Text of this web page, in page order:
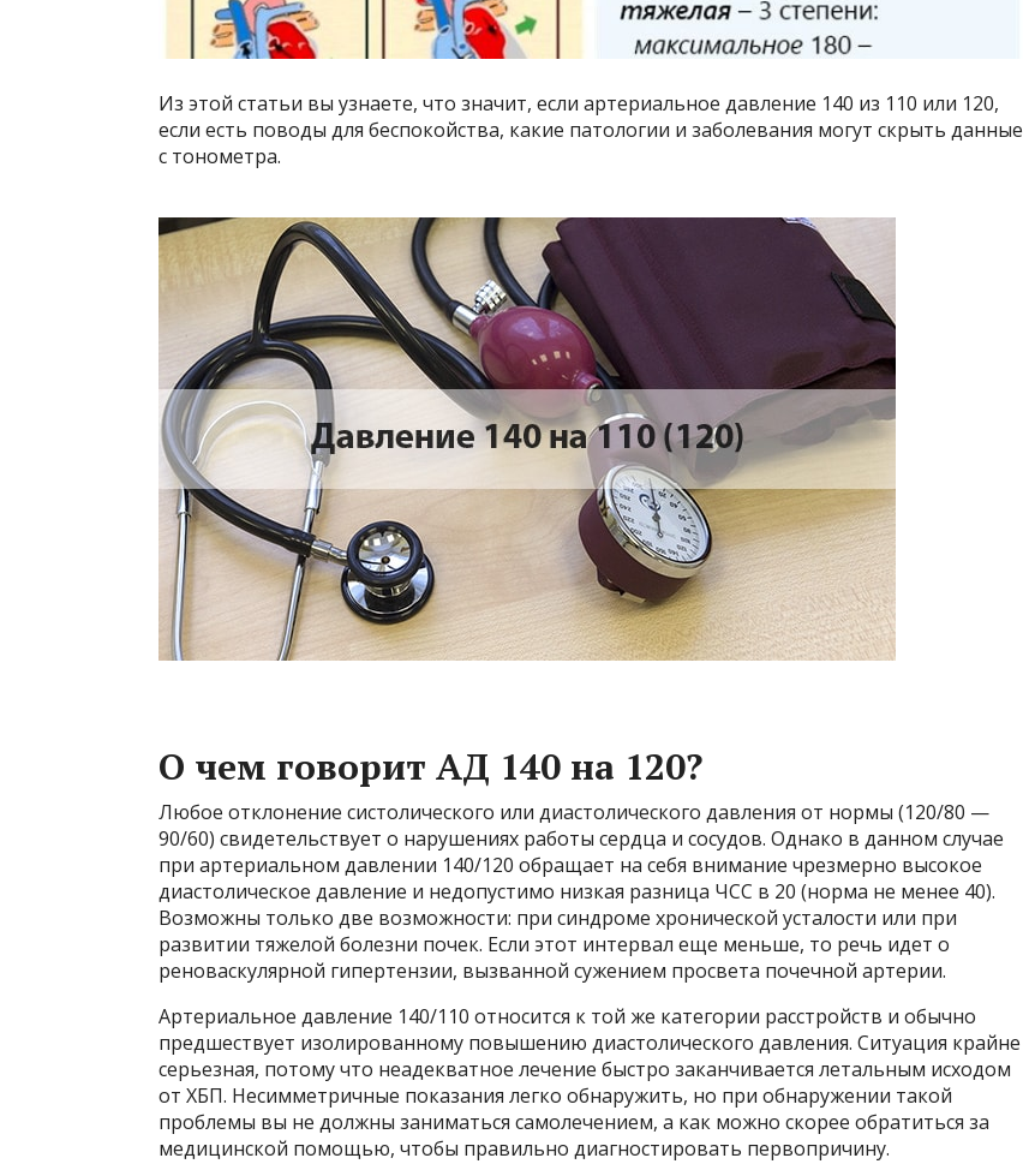
Из этой статьи вы узнаете, что значит, если артериальное давление 140 из 110 или 120,
если есть поводы для беспокойства, какие патологии и заболевания могут скрыть данные
с тонометра.
О чем говорит АД 140 на 120?
Любое отклонение систолического или диастолического давления от нормы (120/80 —
90/60) свидетельствует о нарушениях работы сердца и сосудов. Однако в данном случае
при артериальном давлении 140/120 обращает на себя внимание чрезмерно высокое
диастолическое давление и недопустимо низкая разница ЧСС в 20 (норма не менее 40).
Возможны только две возможности: при синдроме хронической усталости или при
развитии тяжелой болезни почек. Если этот интервал еще меньше, то речь идет о
реноваскулярной гипертензии, вызванной сужением просвета почечной артерии.
Артериальное давление 140/110 относится к той же категории расстройств и обычно
предшествует изолированному повышению диастолического давления. Ситуация крайне
серьезная, потому что неадекватное лечение быстро заканчивается летальным исходом
от ХБП. Несимметричные показания легко обнаружить, но при обнаружении такой
проблемы вы не должны заниматься самолечением, а как можно скорее обратиться за
медицинской помощью, чтобы правильно диагностировать первопричину.